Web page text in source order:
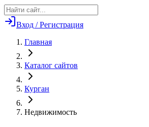
Вход / Регистрация
Главная
Каталог сайтов
Курган
Недвижимость